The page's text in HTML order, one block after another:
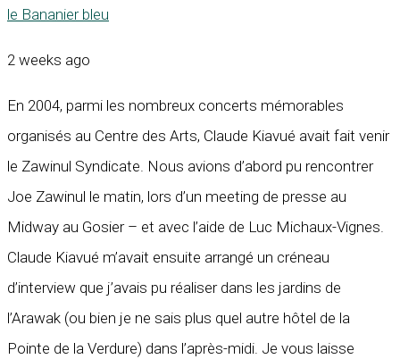
le Bananier bleu
2 weeks ago
En 2004, parmi les nombreux concerts mémorables
organisés au Centre des Arts, Claude Kiavué avait fait venir
le Zawinul Syndicate. Nous avions d’abord pu rencontrer
Joe Zawinul le matin, lors d’un meeting de presse au
Midway au Gosier – et avec l’aide de Luc Michaux-Vignes.
Claude Kiavué m’avait ensuite arrangé un créneau
d’interview que j’avais pu réaliser dans les jardins de
l’Arawak (ou bien je ne sais plus quel autre hôtel de la
Pointe de la Verdure) dans l’après-midi. Je vous laisse